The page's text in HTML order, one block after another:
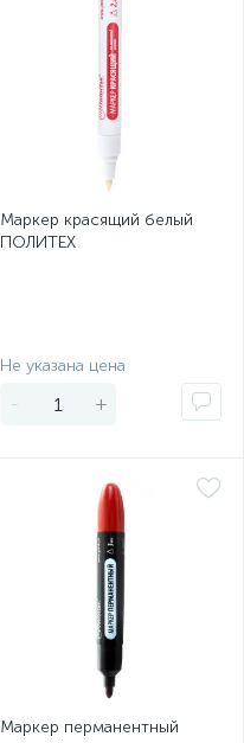
Маркер красящий белый
ПОЛИТЕХ
Не указана цена
- +
Маркер перманентный